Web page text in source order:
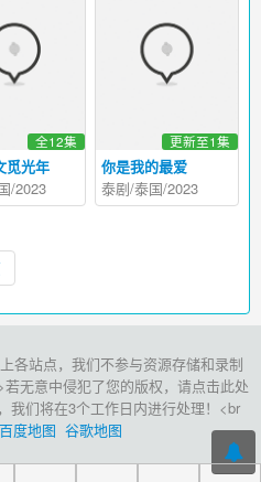
觅光年
全12集
/2023
你是我的最爱
更新至1集
泰剧/泰国/2023
各站点，我们不参与资源存储和录制
无意中侵犯了您的版权，请点击此处
我们将在3个工作日内进行处理！<br
百度地图 谷歌地图